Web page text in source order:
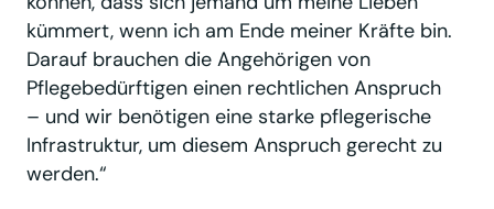
kümmert, wenn ich am Ende meiner Kräfte bin.
Darauf brauchen die Angehörigen von
Pflegebedürftigen einen rechtlichen Anspruch
– und wir benötigen eine starke pflegerische
Infrastruktur, um diesem Anspruch gerecht zu
werden.“